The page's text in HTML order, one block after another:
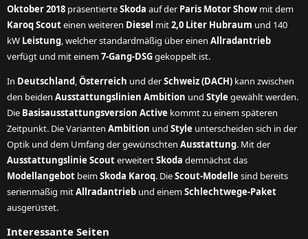
Oktober 2018 präsentierteSkoda auf der Paris Motor Show mit dem
Karoq Scouteinen weiteren Diesel mit2,0 Liter Hubraum und 140
kW Leistung, welcher standardmäßig über einen Allradantrieb
verfügt und mit einem7-Gang-DSGgekoppelt ist.
In Deutschland,Österreich und derSchweiz (DACH) kann zwischen
den beiden Ausstattungslinien Ambition und Style gewählt werden.
Die Basisausstattungsversion Active kommt zu einem späteren
Zeitpunkt. Die Varianten Ambition und Style unterscheiden sich in der
Optik und dem Umfang der gewünschten Ausstattung. Mit der
Ausstattungslinie ScouterweitertSkoda demnächst das
Modellangebot beimSkoda Karoq. DieScout-Modelle sind bereits
serienmäßig mitAllradantrieb und einemSchlechtwege-Paket
ausgerüstet.
Interessante Seiten